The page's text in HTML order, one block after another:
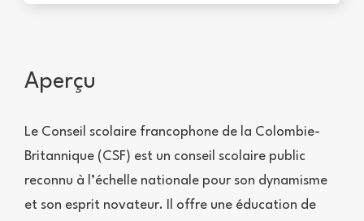
Aperçu
Le Conseil scolaire francophone de la Colombie-
Britannique (CSF) est un conseil scolaire public
reconnu à l’échelle nationale pour son dynamisme
et son esprit novateur. Il offre une éducation de